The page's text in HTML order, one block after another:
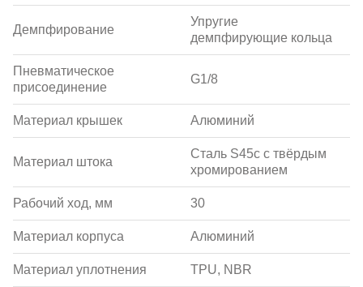
Демпфирование
Упругие
демпфирующие кольца
Пневматическое
присоединение
G1/8
Материал крышек Алюминий
Материал штока
Сталь S45c с твёрдым
хромированием
Рабочий ход, мм 30
Материал корпуса Алюминий
Материал уплотнения TPU, NBR